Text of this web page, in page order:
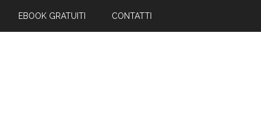
EBOOK GRATUITI CONTATTI